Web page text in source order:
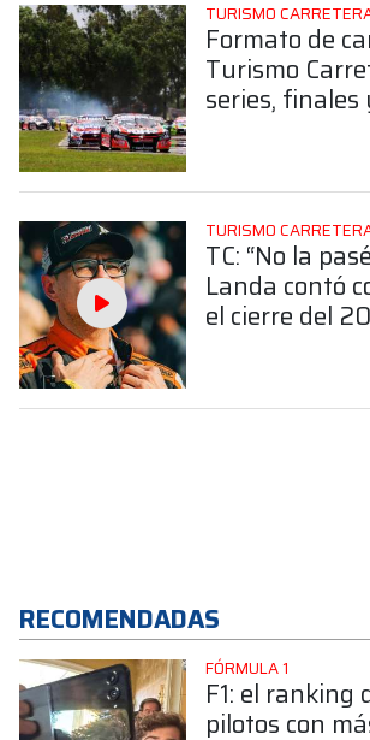
TURISMO
Formato de
Turismo
series,
TURISMO
TC: “No la
Landa contó
el cierre del
RECOMENDADAS
FÓRMULA 1
F1: el ranking
pilotos con